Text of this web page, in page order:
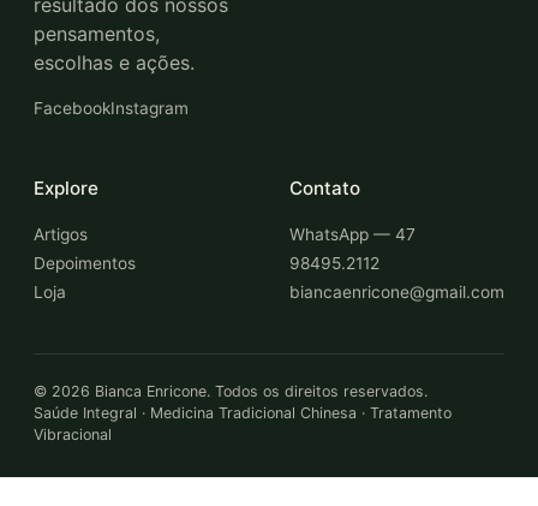
resultado dos nossos
pensamentos,
escolhas e ações.
FacebookInstagram
Explore
Artigos
Depoimentos
Loja
Contato
WhatsApp — 47
98495.2112
biancaenricone@gmail.com
© 2026 Bianca Enricone. Todos os direitos reservados.
Saúde Integral · Medicina Tradicional Chinesa · Tratamento
Vibracional